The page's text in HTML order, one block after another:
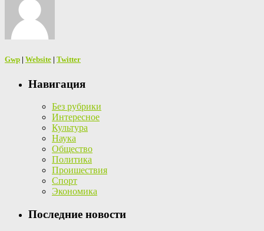
Gwp | Website | Twitter
Навигация
Без рубрики
Интересное
Культура
Наука
Общество
Политика
Проишествия
Спорт
Экономика
Последние новости